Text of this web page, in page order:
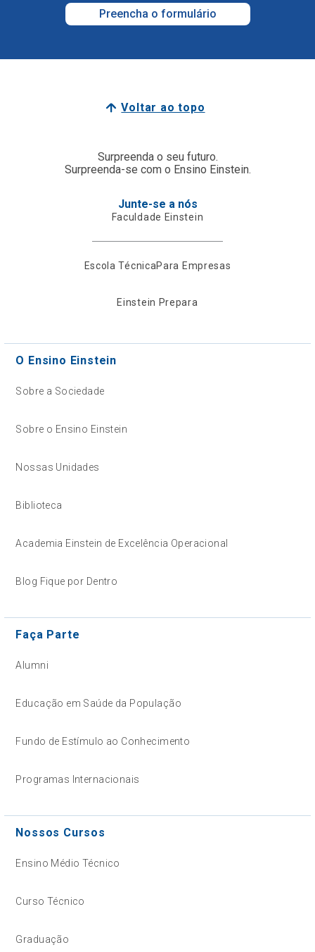
Preencha o formulário
Voltar ao topo
Surpreenda o seu futuro.
Surpreenda-se com o Ensino Einstein.
Junte-se a nós
Faculdade Einstein
Escola TécnicaPara Empresas
Einstein Prepara
O Ensino Einstein
Sobre a Sociedade
Sobre o Ensino Einstein
Nossas Unidades
Biblioteca
Academia Einstein de Excelência Operacional
Blog Fique por Dentro
Faça Parte
Alumni
Educação em Saúde da População
Fundo de Estímulo ao Conhecimento
Programas Internacionais
Nossos Cursos
Ensino Médio Técnico
Curso Técnico
Graduação